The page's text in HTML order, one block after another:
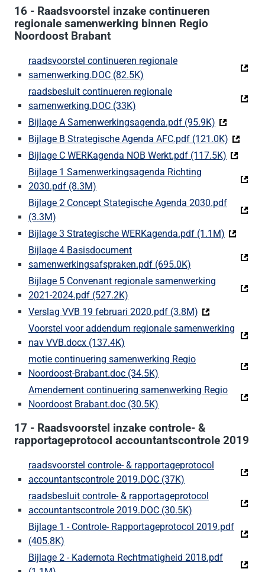
16 - Raadsvoorstel inzake continueren
regionale samenwerking binnen Regio
Noordoost Brabant
raadsvoorstel continueren regionale
samenwerking.DOC (82.5K) (Deze link gaat naar een
raadsbesluit continueren regionale
samenwerking.DOC (33K) (Deze link gaat naar een
Bijlage A Samenwerkingsagenda.pdf (95.9K) (Deze link
Bijlage B Strategische Agenda AFC.pdf (121.0K) (Deze
Bijlage C WERKagenda NOB Werkt.pdf (117.5K) (Deze
Bijlage 1 Samenwerkingsagenda Richting
2030.pdf (8.3M) (Deze link gaat naar een externe
Bijlage 2 Concept Stategische Agenda 2030.pdf
(3.3M)
Bijlage 3 Strategische WERKagenda.pdf (1.1M) (Deze
Bijlage 4 Basisdocument
samenwerkingsafspraken.pdf (695.0K) (Deze link gaat
Bijlage 5 Convenant regionale samenwerking
2021-2024.pdf (527.2K) (Deze link gaat naar een
Verslag VVB 19 februari 2020.pdf (3.8M) (Deze link
Voorstel voor addendum regionale samenwerking
nav VVB.docx (137.4K) (Deze link gaat naar een externe
motie continuering samenwerking Regio
Noordoost-Brabant.doc (34.5K) (Deze link gaat naar een
Amendement continuering samenwerking Regio
Noordoost Brabant.doc (30.5K) (Deze link gaat naar een
17 - Raadsvoorstel inzake controle- &
rapportageprotocol accountantscontrole 2019
raadsvoorstel controle- & rapportageprotocol
accountantscontrole 2019.DOC (37K) (Deze link gaat
raadsbesluit controle- & rapportageprotocol
accountantscontrole 2019.DOC (30.5K) (Deze link gaat
Bijlage 1 - Controle- Rapportageprotocol 2019.pdf
(405.8K)
Bijlage 2 - Kadernota Rechtmatigheid 2018.pdf